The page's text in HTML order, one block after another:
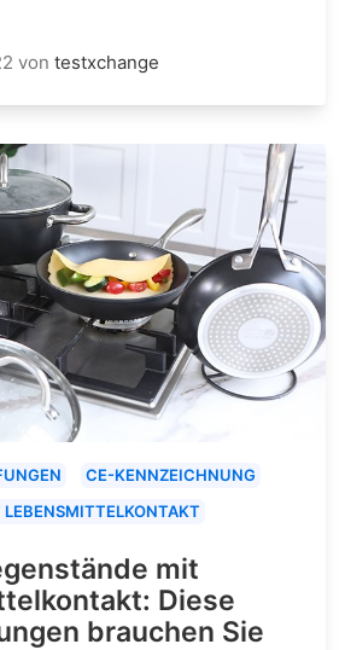
von testxchange
CE-KENNZEICHNUNG
mit
Diese
brauchen Sie